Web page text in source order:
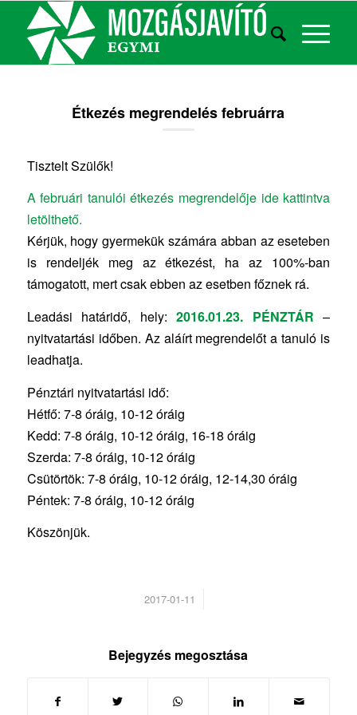
Étkezés megrendelés februárra
Tisztelt Szülők!
A februári tanulói étkezés megrendelője ide kattintva
letölthető.
Kérjük, hogy gyermekük számára abban az eseteben
is rendeljék meg az étkezést, ha az 100%-ban
támogatott, mert csak ebben az esetben főznek rá.
Leadási határidő, hely:2016.01.23. PÉNZTÁR–
nyitvatartási időben. Az aláírt megrendelőt a tanuló is
leadhatja.
Pénztári nyitvatartási idő:
Hétfő: 7-8 óráig, 10-12 óráig
Kedd: 7-8 óráig, 10-12 óráig, 16-18 óráig
Szerda: 7-8 óráig, 10-12 óráig
Csütörtök: 7-8 óráig, 10-12 óráig, 12-14,30 óráig
Péntek: 7-8 óráig, 10-12 óráig
Köszönjük.
2017-01-11
/
Bejegyzés megosztása